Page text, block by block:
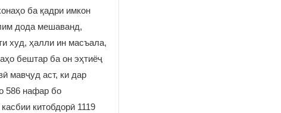
ба қадри имкон
дода мешаванд,
худ, ҳалли ин масъала,
бештар ба он эҳтиёҷ
мавҷуд аст, ки дар
586 нафар бо
китобдорӣ 1119